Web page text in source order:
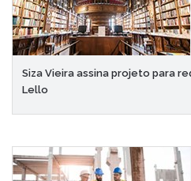
Siza Vieira assina projeto para
Lello